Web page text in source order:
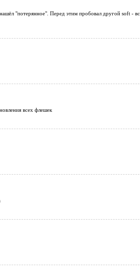
"потерянное". Перед этим пробовал другой soft -
всех флешек